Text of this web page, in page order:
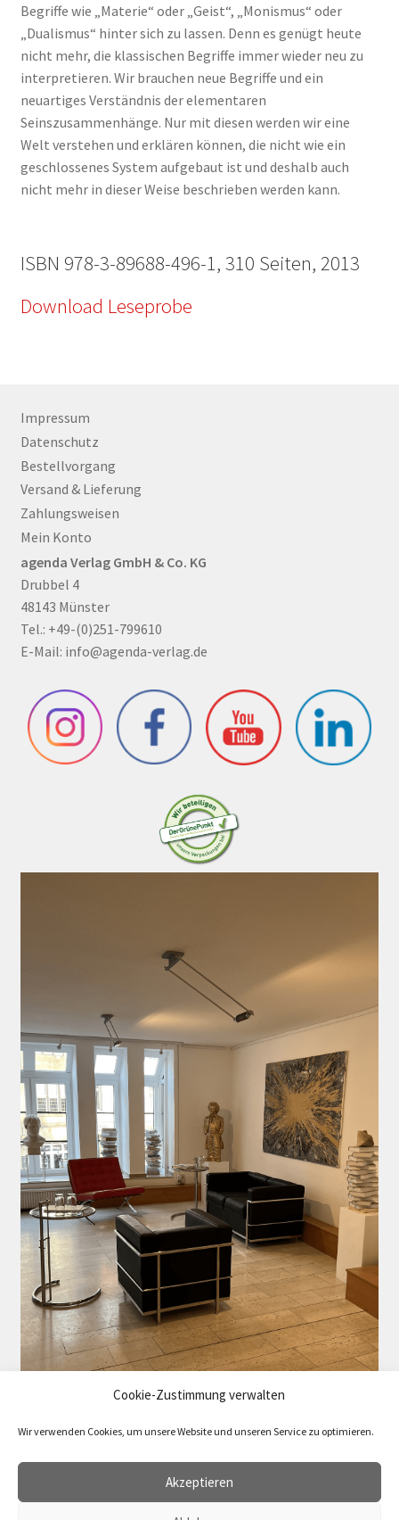
Cookie-Zustimmung verwalten
Wir verwenden Cookies, um unsere Website und unseren Service zu optimieren.
Akzeptieren
Begriffe wie „Materie“ oder „Geist“, „Monismus“ oder
„Dualis­mus“ hinter sich zu lassen. Denn es genügt heute
nicht mehr, die klassischen Begriffe immer wieder neu zu
interpretieren. Wir brauchen neue Begriffe und ein
neuartiges Verständnis der elementaren
Seinszusammenhänge. Nur mit diesen werden wir eine
Welt verstehen und erklären können, die nicht wie ein
geschlossenes System aufgebaut ist und deshalb auch
nicht mehr in dieser Weise beschrieben werden kann.
ISBN 978-3-89688-496-1, 310 Seiten, 2013
Download Leseprobe
Impressum
Datenschutz
Bestellvorgang
Versand & Lieferung
Zahlungsweisen
Mein Konto
agenda Verlag GmbH & Co. KG
Drubbel 4
48143 Münster
Tel.: +49-(0)251-799610
E-Mail: info@agenda-verlag.de